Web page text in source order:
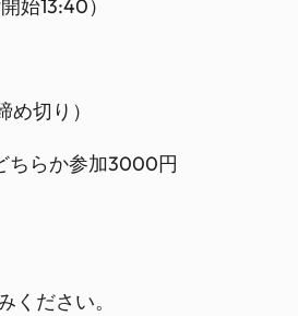
始13:40）
切り）
ちらか参加3000円
ださい。